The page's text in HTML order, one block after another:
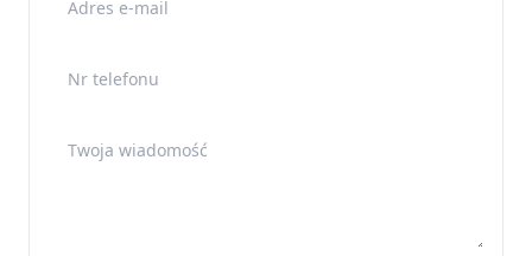
Nr telefonu
Twoja wiadomość